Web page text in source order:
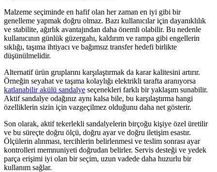
Malzeme seçiminde en hafif olan her zaman en iyi gibi bir
genelleme yapmak doğru olmaz. Bazı kullanıcılar için dayanıklılık
ve stabilite, ağırlık avantajından daha önemli olabilir. Bu nedenle
kullanıcının günlük güzergahı, kaldırım ve rampa gibi engellerin
sıklığı, taşıma ihtiyacı ve bağımsız transfer hedefi birlikte
düşünülmelidir.
Alternatif ürün gruplarını karşılaştırmak da karar kalitesini artırır.
Örneğin seyahat ve taşıma kolaylığı elektrikli tarafta aranıyorsa
katlanabilir akülü sandalye seçenekleri farklı bir yaklaşım sunabilir.
Aktif sandalye odağınız aynı kalsa bile, bu karşılaştırma hangi
özelliklerin sizin için vazgeçilmez olduğunu daha net gösterir.
Son olarak, aktif tekerlekli sandalyelerin birçoğu kişiye özel üretilir
ve bu süreçte doğru ölçü, doğru ayar ve doğru iletişim esastır.
Ölçülerin alınması, tercihlerin belirlenmesi ve teslim sonrası ayar
kontrolleri memnuniyeti doğrudan belirler. Servis desteği ve yedek
parça erişimi iyi olan bir seçim, uzun vadede daha huzurlu bir
kullanım sağlar.